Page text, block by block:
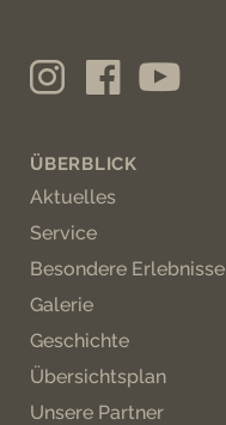
ÜBERBLICK
Aktuelles
Service
Besondere Erlebnisse
Galerie
Geschichte
Übersichtsplan
Unsere Partner